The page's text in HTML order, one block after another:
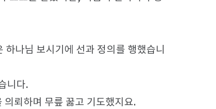
나님 보시기에 선과 정의를 행했습니
니다.
뢰하며 무릎 꿇고 기도했지요.